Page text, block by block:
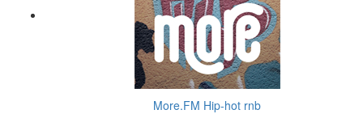
More.FM Hip-hot rnb